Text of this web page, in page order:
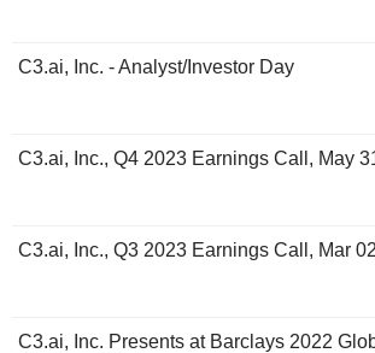
C3.ai, Inc. - Analyst/Investor Day
C3.ai, Inc., Q4 2023 Earnings Call, May
C3.ai, Inc., Q3 2023 Earnings Call, Mar
C3.ai, Inc. Presents at Barclays 2022